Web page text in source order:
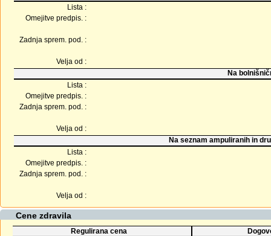
Lista :
Omejitve predpis. :
Zadnja sprem. pod. :
Velja od :
Na
Lista :
Omejitve predpis. :
Zadnja sprem. pod. :
Velja od :
Na seznam ampuliranih in
Lista :
Omejitve predpis. :
Zadnja sprem. pod. :
Velja od :
Cene zdravila
Regulirana cena